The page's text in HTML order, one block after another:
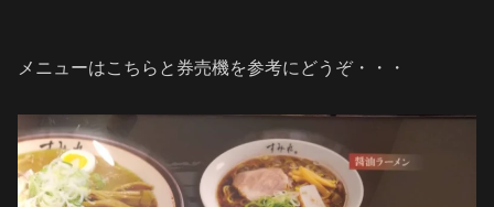
メニューはこちらと券売機を参考にどうぞ・・・